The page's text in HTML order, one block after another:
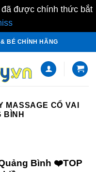
được chính thức bắt
BÉ CHÍNH HÃNG
MASSAGE CỔ VAI
BÌNH
Bình ❤️️TOP